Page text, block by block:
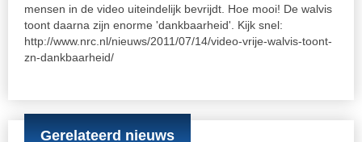
mensen in de video uiteindelijk bevrijdt. Hoe mooi! De walvis
toont daarna zijn enorme 'dankbaarheid'. Kijk snel:
http://www.nrc.nl/nieuws/2011/07/14/video-vrije-walvis-toont-
zn-dankbaarheid/
Gerelateerd nieuws